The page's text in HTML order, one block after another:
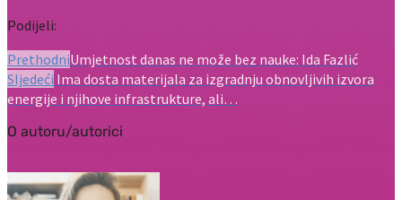
Podijeli:
PrethodniUmjetnost danas ne može bez nauke: Ida Fazlić
Sljedeći Ima dosta materijala za izgradnju obnovljivih izvora
energije i njihove infrastrukture, ali…
O autoru/autorici